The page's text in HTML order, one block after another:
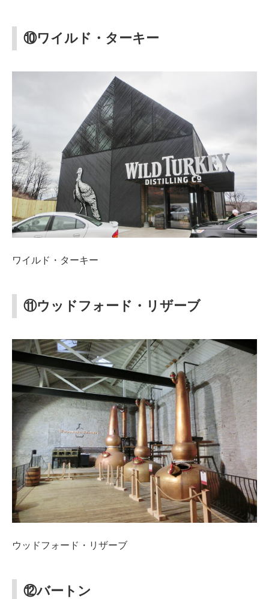
⑩ワイルド・ターキー
ワイルド・ターキー
⑪ウッドフォード・リザーブ
ウッドフォード・リザーブ
⑫バートン